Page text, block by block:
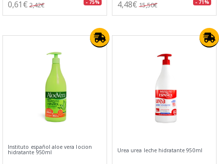
0,61€ 2,42€ - 75% 4,48€ 15,50€ - 71%
Instituto español aloe vera locion
hidratante 950ml Urea urea leche hidratante 950ml